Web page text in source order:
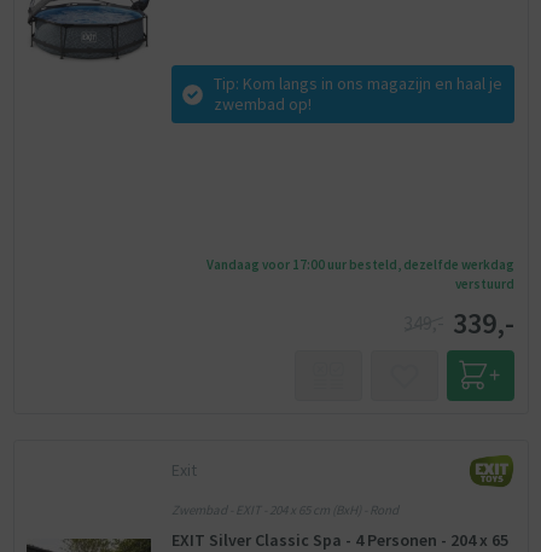
Tip: Kom langs in ons magazijn en haal je
zwembad op!
Vandaag voor 17:00 uur besteld, dezelfde werkdag
verstuurd
339,-
Exit
Zwembad - EXIT - 204 x 65 cm (BxH) - Rond
EXIT Silver Classic Spa - 4 Personen - 204 x 65